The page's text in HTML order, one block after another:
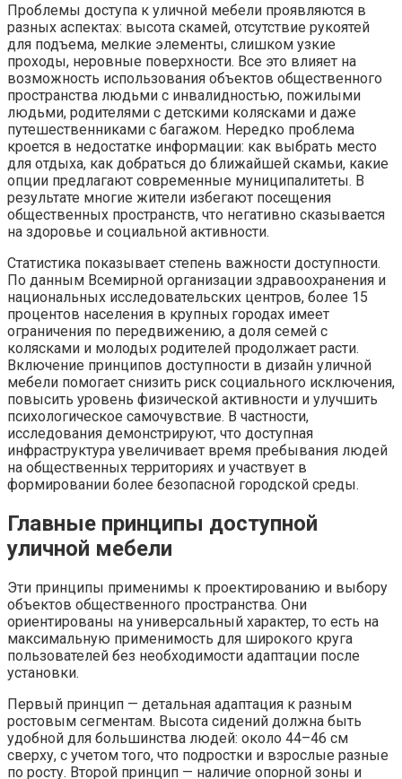
Проблемы доступа к уличной мебели проявляются в
разных аспектах: высота скамей, отсутствие рукоятей
для подъема, мелкие элементы, слишком узкие
проходы, неровные поверхности. Все это влияет на
возможность использования объектов общественного
пространства людьми с инвалидностью, пожилыми
людьми, родителями с детскими колясками и даже
путешественниками с багажом. Нередко проблема
кроется в недостатке информации: как выбрать место
для отдыха, как добраться до ближайшей скамьи, какие
опции предлагают современные муниципалитеты. В
результате многие жители избегают посещения
общественных пространств, что негативно сказывается
на здоровье и социальной активности.
Статистика показывает степень важности доступности.
По данным Всемирной организации здравоохранения и
национальных исследовательских центров, более 15
процентов населения в крупных городах имеет
ограничения по передвижению, а доля семей с
колясками и молодых родителей продолжает расти.
Включение принципов доступности в дизайн уличной
мебели помогает снизить риск социального исключения,
повысить уровень физической активности и улучшить
психологическое самочувствие. В частности,
исследования демонстрируют, что доступная
инфраструктура увеличивает время пребывания людей
на общественных территориях и участвует в
формировании более безопасной городской среды.
Главные принципы доступной
уличной мебели
Эти принципы применимы к проектированию и выбору
объектов общественного пространства. Они
ориентированы на универсальный характер, то есть на
максимальную применимость для широкого круга
пользователей без необходимости адаптации после
установки.
Первый принцип — детальная адаптация к разным
ростовым сегментам. Высота сидений должна быть
удобной для большинства людей: около 44–46 см
сверху, с учетом того, что подростки и взрослые разные
по росту. Второй принцип — наличие опорной зоны и